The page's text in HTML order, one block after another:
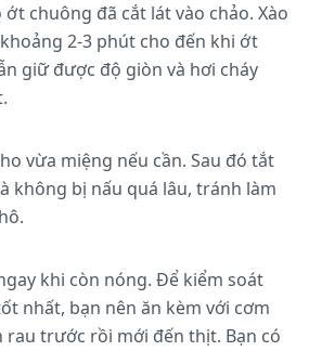
ớt chuông đã cắt lát vào chảo. Xào
2-3 phút cho đến khi ớt
giữ được độ giòn và hơi cháy
vừa miệng nếu cần. Sau đó tắt
không bị nấu quá lâu, tránh làm
khi còn nóng. Để kiểm soát
nhất, bạn nên ăn kèm với cơm
rau trước rồi mới đến thịt. Bạn có